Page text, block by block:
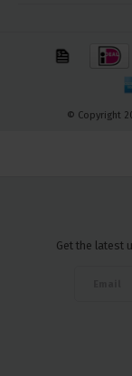
© Copyright
Get the latest